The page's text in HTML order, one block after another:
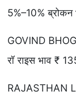
5%–10%
GOVIND BHOG
रॉ राइस भाव ₹
RAJASTHAN